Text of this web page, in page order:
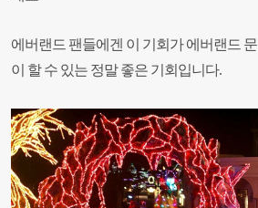
에버랜드 팬들에겐 이 기회가 에버랜드
이 할 수 있는 정말 좋은 기회입니다.